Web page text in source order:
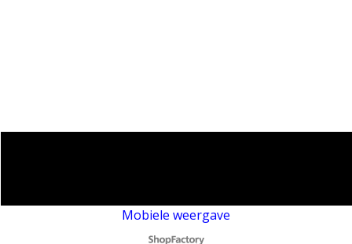
Mobiele weergave
Webwinkel gemaakt met